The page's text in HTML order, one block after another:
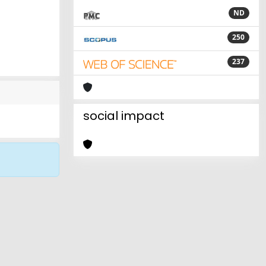
ND
250
237
social impact